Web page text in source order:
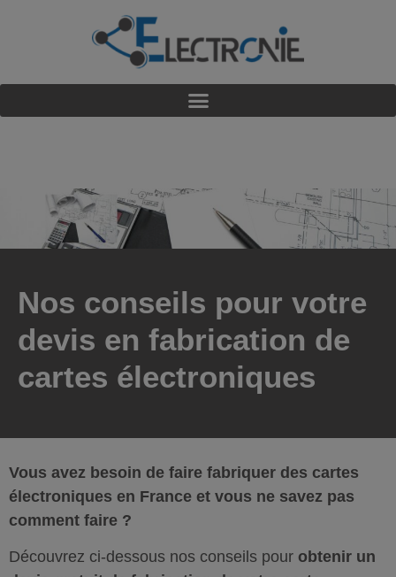
Nos conseils pour votre
devis en fabrication de
cartes électroniques
Vous avez besoin de faire fabriquer des cartes
électroniques en France et vous ne savez pas
comment faire ?
Découvrez ci-dessous nos conseils pour obtenir un